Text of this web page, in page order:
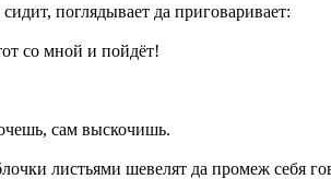
поглядывает да приговаривает:
со мной и пойдёт!
сам выскочишь.
листьями шевелят да промеж себя